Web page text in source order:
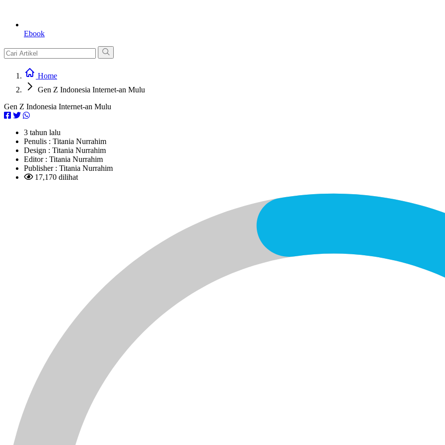
Ebook
Home
Gen Z Indonesia Internet-an Mulu
Gen Z Indonesia Internet-an Mulu
3 tahun lalu
Penulis : Titania Nurrahim
Design : Titania Nurrahim
Editor : Titania Nurrahim
Publisher : Titania Nurrahim
17,170 dilihat